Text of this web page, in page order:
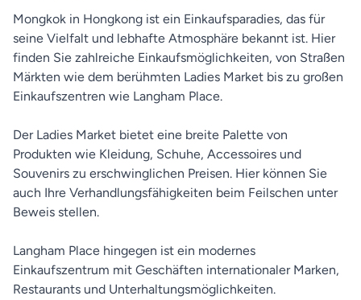
Mongkok in Hongkong ist ein Einkaufsparadies, das für
seine Vielfalt und lebhafte Atmosphäre bekannt ist. Hier
finden Sie zahlreiche Einkaufsmöglichkeiten, von Straßen
Märkten wie dem berühmten Ladies Market bis zu großen
Einkaufszentren wie Langham Place.
Der Ladies Market bietet eine breite Palette von
Produkten wie Kleidung, Schuhe, Accessoires und
Souvenirs zu erschwinglichen Preisen. Hier können Sie
auch Ihre Verhandlungsfähigkeiten beim Feilschen unter
Beweis stellen.
Langham Place hingegen ist ein modernes
Einkaufszentrum mit Geschäften internationaler Marken,
Restaurants und Unterhaltungsmöglichkeiten.